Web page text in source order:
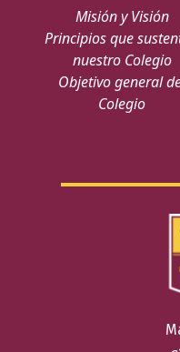
Misión y Visión
Principios que
nuestro Colegio
Objetivo general
Colegio